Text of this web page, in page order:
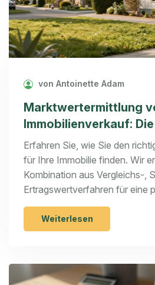
von Antoinette Adam
Marktwertermittlung
Immobilienverkauf:
Methoden und Tools
Erfahren Sie, wie Sie den
für Ihre Immobilie finden. Wir
Kombination aus Vergleichs-,
Ertragswertverfahren für eine
Marktwertermittlung.
Weiterlesen